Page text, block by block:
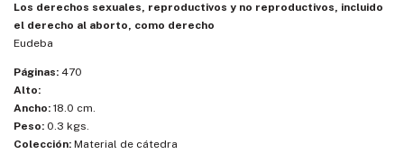
Los derechos sexuales, reproductivos y no reproductivos, incluido
el derecho al aborto, como derecho
Eudeba
Páginas: 470
Alto:
Ancho: 18.0 cm.
Peso: 0.3 kgs.
Colección: Material de cátedra